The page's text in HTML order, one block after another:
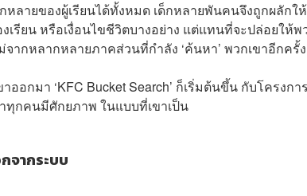
ลายของผู้เรียนได้ทั้งหมด เด็กหลายพันคนจึงถูกผลักใ
งเรียน หรือเงื่อนไขชีวิตบางอย่าง แต่แทนที่จะปล่อยให้พ
ากหลากหลายภาคส่วนที่กำลัง ‘ค้นหา’ พวกเขาอีกครั้ง
กมา ‘KFC Bucket Search’ ก็เริ่มต้นขึ้น กับโครงกา
าทุกคนมีศักยภาพ ในแบบที่เขาเป็น
จากระบบ